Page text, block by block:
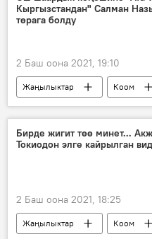
Кыргызстандан" Салман
төрага болду
2 Баш оона 2021, 19:10
Жаңылыктар Коом
Саясат
шаардык кеңеш
төрага
шайлоо
Бирде жигит төө минет...
Токиодон элге кайрылган
2 Баш оона 2021, 18:25
Жаңылыктар Коом